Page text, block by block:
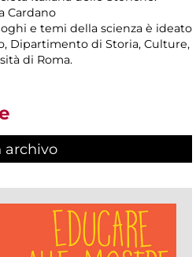
Cardano
e temi della scienza è ideato
Dipartimento di Storia, Culture,
di Roma.
archivo